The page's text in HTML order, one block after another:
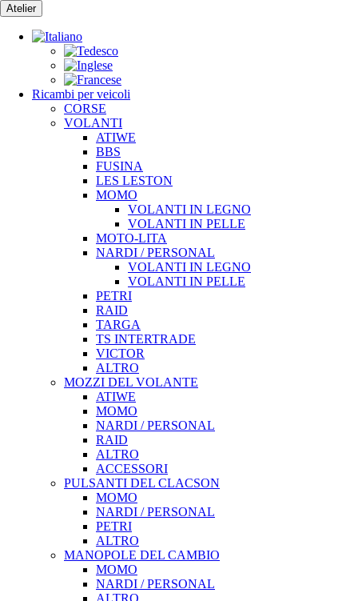
Vai
al
contenuto
Atelier
Ricambi per veicoli
CORSE
VOLANTI
ATIWE
BBS
FUSINA
LES LESTON
MOMO
VOLANTI IN LEGNO
VOLANTI IN PELLE
MOTO-LITA
NARDI / PERSONAL
VOLANTI IN LEGNO
VOLANTI IN PELLE
PETRI
RAID
TARGA
TS INTERTRADE
VICTOR
ALTRO
MOZZI DEL VOLANTE
ATIWE
MOMO
NARDI / PERSONAL
RAID
ALTRO
ACCESSORI
PULSANTI DEL CLACSON
MOMO
NARDI / PERSONAL
PETRI
ALTRO
MANOPOLE DEL CAMBIO
MOMO
NARDI / PERSONAL
ALTRO